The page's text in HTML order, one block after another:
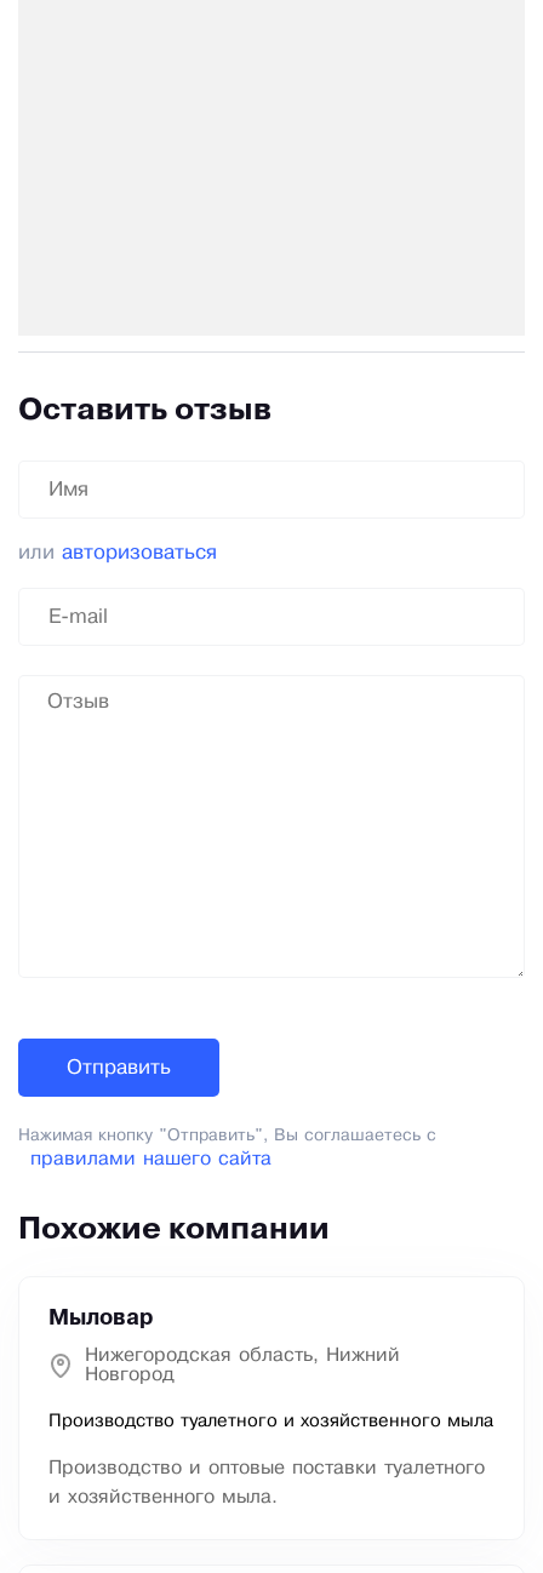
Оставить отзыв
или авторизоваться
Нажимая кнопку "Отправить", Вы соглашаетесь с
правилами нашего сайта
Похожие компании
Мыловар
Нижегородская область, Нижний
Новгород
Производство туалетного и хозяйственного мыла
Производство и оптовые поставки туалетного
и хозяйственного мыла.